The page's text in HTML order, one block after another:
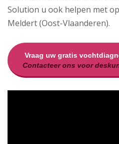
Solution u ook helpen met
Meldert (Oost-Vlaanderen).
Vraag uw gratis
Contacteer ons voor